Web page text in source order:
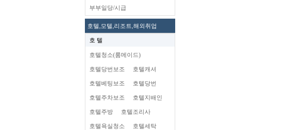
부부일당/시급
호텔,모텔,리조트,해외취업
호 텔
호텔청소(룸메이드)
호텔당번보조 호텔캐셔
호텔베팅보조 호텔당번
호텔주차보조 호텔지배인
호텔주방 호텔조리사
호텔욕실청소 호텔세탁